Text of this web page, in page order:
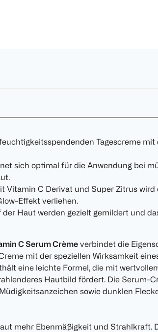
Tagescreme mit
sich optimal für die Anwendung bei
Vitamin C Derivat und Super Zitrus wird
Effekt verliehen.
der Haut werden gezielt gemildert und
C Serum Crème verbindet die
mit der speziellen Wirksamkeit
eine leichte Formel, die mit
Hautbild fördert. Die Serum-
sowie dunklen
mehr Ebenmäßigkeit und Strahlkraft.